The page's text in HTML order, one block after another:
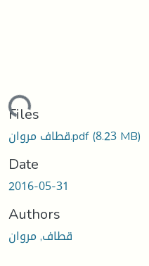
Files
قطاف مروان.pdf(8.23 MB)
Date
2016-05-31
Authors
قطاف, مروان